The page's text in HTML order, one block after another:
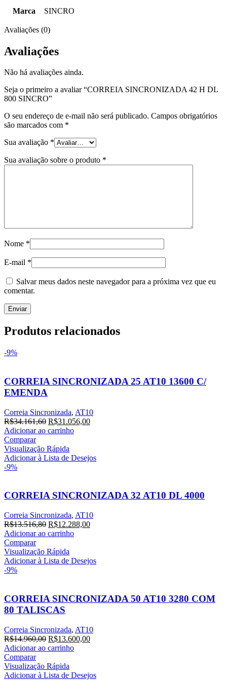
Marca SINCRO
Avaliações (0)
Avaliações
Não há avaliações ainda.
Seja o primeiro a avaliar “CORREIA SINCRONIZADA 42 H DL
800 SINCRO”
O seu endereço de e-mail não será publicado. Campos obrigatórios
são marcados com *
Sua avaliação *
Sua avaliação sobre o produto *
Nome *
E-mail *
Salvar meus dados neste navegador para a próxima vez que eu
comentar.
Produtos relacionados
-9%
CORREIA SINCRONIZADA 25 AT10 13600 C/
EMENDA
Correia Sincronizada, AT10
R$34.161,60 R$31.056,00
Adicionar ao carrinho
Comparar
Visualização Rápida
Adicionar à Lista de Desejos
-9%
CORREIA SINCRONIZADA 32 AT10 DL 4000
Correia Sincronizada, AT10
R$13.516,80 R$12.288,00
Adicionar ao carrinho
Comparar
Visualização Rápida
Adicionar à Lista de Desejos
-9%
CORREIA SINCRONIZADA 50 AT10 3280 COM
80 TALISCAS
Correia Sincronizada, AT10
R$14.960,00 R$13.600,00
Adicionar ao carrinho
Comparar
Visualização Rápida
Adicionar à Lista de Desejos